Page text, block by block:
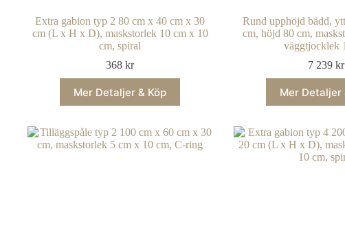
Extra gabion typ 2 80 cm x 40 cm x 30
cm (L x H x D), maskstorlek 10 cm x 10
cm, spiral
368kr
Mer Detaljer & Köp
Rund upphöjd bädd,
cm, höjd 80 cm,
väggtjocklek
7 239kr
Mer Detaljer